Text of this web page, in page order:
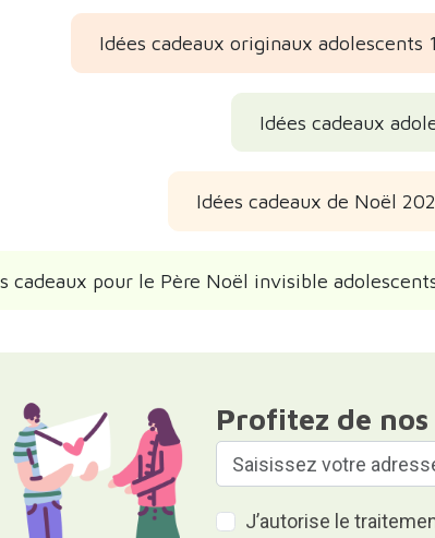
Idées cadeaux originaux adolescents
Idées cadeaux
Idées cadeaux de Noël
cadeaux pour le Père Noël invisible
Profitez de
J’autorise le